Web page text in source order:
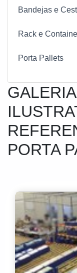
Bandejas e
Rack e
Porta Pallets
PORTA